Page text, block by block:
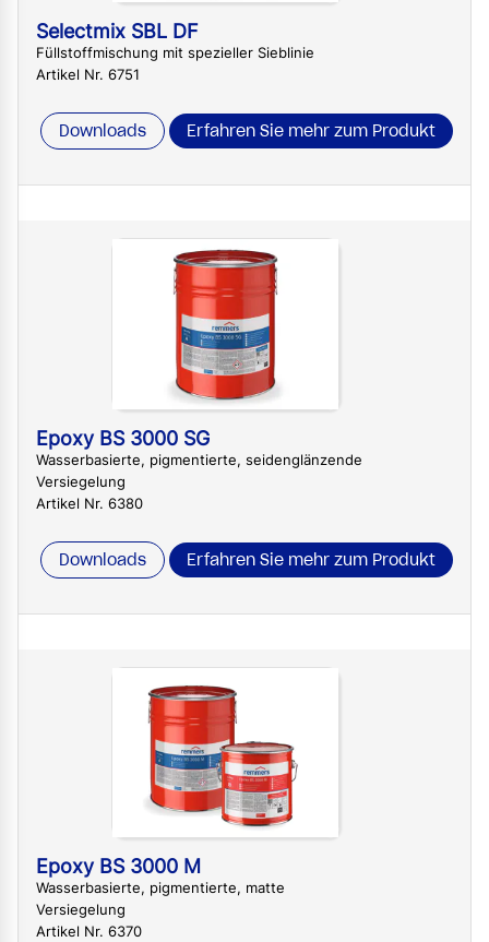
Selectmix SBL DF
Füllstoffmischung mit spezieller Sieblinie
Artikel Nr. 6751
Downloads Erfahren Sie mehr zum Produkt
Epoxy BS 3000 SG
Wasserbasierte, pigmentierte, seidenglänzende
Versiegelung
Artikel Nr. 6380
Downloads Erfahren Sie mehr zum Produkt
Epoxy BS 3000 M
Wasserbasierte, pigmentierte, matte
Versiegelung
Artikel Nr. 6370